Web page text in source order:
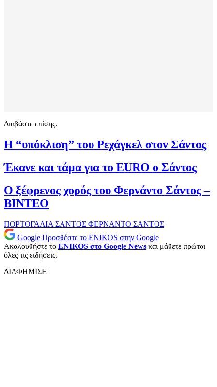
Διαβάστε επίσης:
Η “υπόκλιση” του Ρεχάγκελ στον Σάντος
Έκανε και τάμα για το EURO ο Σάντος
Ο ξέφρενος χορός του Φερνάντο Σάντος –
ΒΙΝΤΕΟ
ΠΟΡΤΟΓΑΛΙΑ ΣΑΝΤΟΣ ΦΕΡΝΑΝΤΟ ΣΑΝΤΟΣ
Google Προσθέστε το ENIKOS στην Google
Ακολουθήστε το ENIKOS στο Google News και μάθετε πρώτοι
όλες τις ειδήσεις.
ΔΙΑΦΗΜΙΣΗ